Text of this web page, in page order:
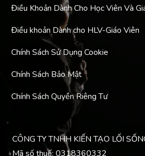
Điều Khoản Dành Cho Học Viên Và
Điều khoản Dành cho HLV-Giáo Viên
Chính Sách Sử Dụng Cookie
Chính Sách Bảo Mật
Chính Sách Quyền Riêng Tư
CÔNG TY TNHH KIẾN TẠO LỐI
Mã số thuế: 0318360332